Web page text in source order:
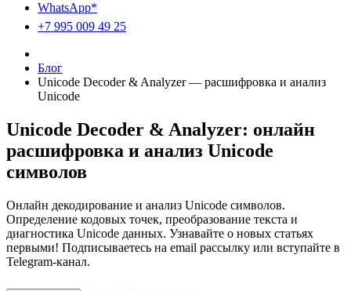
WhatsApp*
+7 995 009 49 25
Блог
Unicode Decoder & Analyzer — расшифровка и анализ
Unicode
Unicode Decoder & Analyzer: онлайн
расшифровка и анализ Unicode
символов
Онлайн декодирование и анализ Unicode символов.
Определение кодовых точек, преобразование текста и
диагностика Unicode данных. Узнавайте о новых статьях
первыми! Подписываетесь на email рассылку или вступайте в
Telegram-канал.